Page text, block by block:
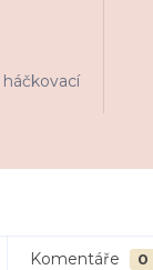
Komentáře 0